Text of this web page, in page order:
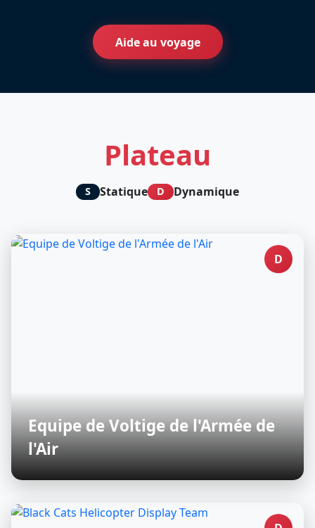
Aide au voyage
Plateau
S Statique D Dynamique
D
Equipe de Voltige de l'Armée de
l'Air